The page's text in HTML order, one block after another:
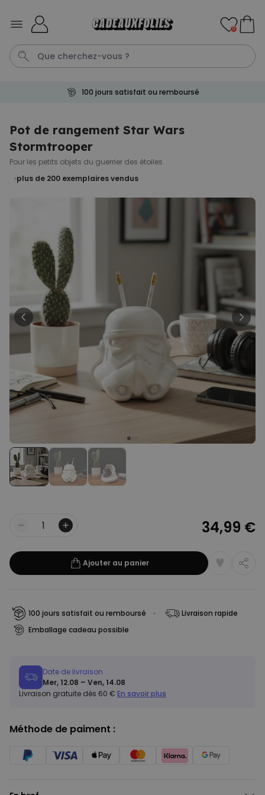
Personnalisable
Peignoir personnalisé avec
picto et texte
Chaussettes personnalisées
visage
plus de
28.500
exemplaires
vendus
19,99 €
Personnalisable
Tablier de cuisine
personnalisé Édition limitée
plus de 2.400
exemplaires
vendus
29,99 €
Personnalisable
Verre Aperol Spritz
personnalisé avec prénom
plus de
19.400
exemplaires
16,99 €
avec votre animal de
compagnie
19,99 €
0
100 jours satisfait ou remboursé
Pot de rangement Star Wars
Stormtrooper
Pour les petits objets du guerrier des étoiles.
plus de 200 exemplaires vendus
Quantité 34,99 €
Ajouter au panier
100 jours satisfait ou remboursé
Livraison rapide
Emballage cadeau possible
Date de livraison
Mer, 12.08 – Ven, 14.08
Livraison gratuite dès 60 € En savoir plus
Méthode de paiment :